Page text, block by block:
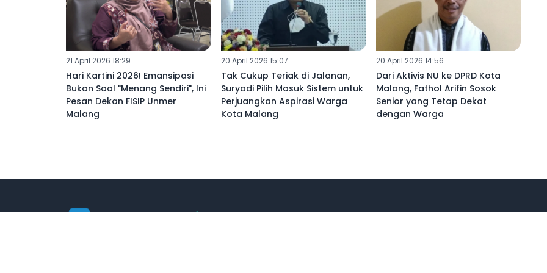
21 April 2026 18:29
Hari Kartini 2026! Emansipasi
Bukan Soal "Menang Sendiri", Ini
Pesan Dekan FISIP Unmer
Malang
20 April 2026 15:07
Tak Cukup Teriak di Jalanan,
Suryadi Pilih Masuk Sistem untuk
Perjuangkan Aspirasi Warga
Kota Malang
20 April 2026 14:56
Dari Aktivis NU ke DPRD Kota
Malang, Fathol Arifin Sosok
Senior yang Tetap Dekat
dengan Warga